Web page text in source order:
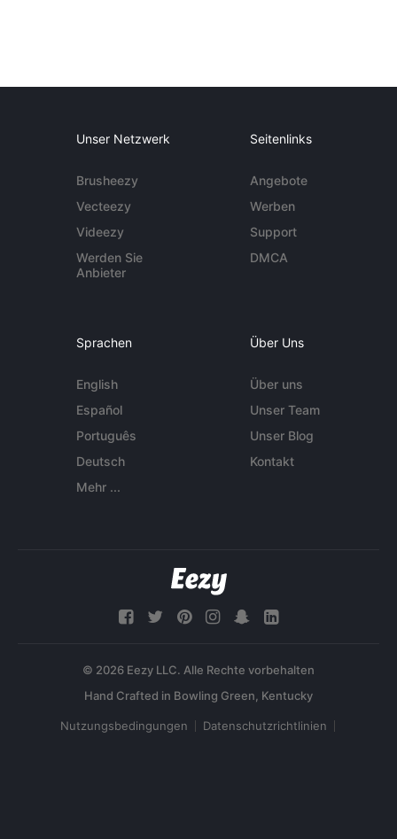
Unser Netzwerk
Brusheezy
Vecteezy
Videezy
Werden Sie
Anbieter
Seitenlinks
Angebote
Werben
Support
DMCA
Sprachen
English
Español
Português
Deutsch
Mehr ...
Über Uns
Über uns
Unser Team
Unser Blog
Kontakt
© 2026 Eezy LLC. Alle Rechte vorbehalten
Nutzungsbedingungen Datenschutzrichtlinien